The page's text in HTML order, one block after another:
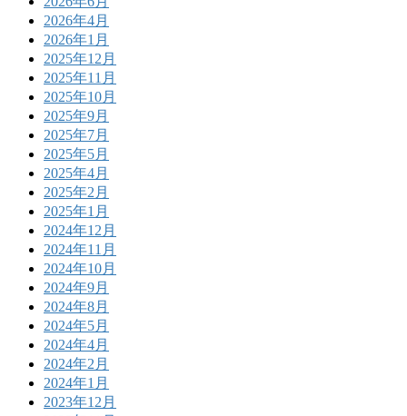
2026年4月
2026年1月
2025年12月
2025年11月
2025年10月
2025年9月
2025年7月
2025年5月
2025年4月
2025年2月
2025年1月
2024年12月
2024年11月
2024年10月
2024年9月
2024年8月
2024年5月
2024年4月
2024年2月
2024年1月
2023年12月